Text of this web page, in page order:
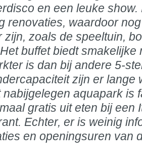
en een leuke
renovaties, waardoor
zijn, zoals de speeltuin,
buffet biedt smakelijke
is dan bij andere 5-
zijn er lange
aquapark is
gratis uit eten bij een
Echter, er is weinig
en openingsuren van